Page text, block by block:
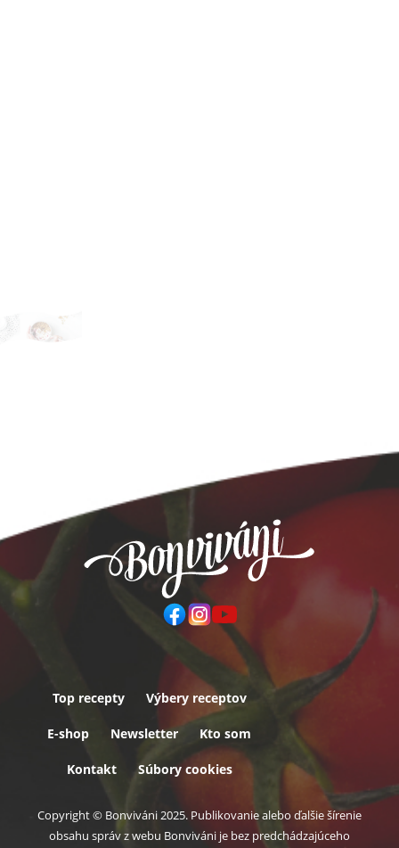
Päta
Top recepty Výbery receptov
E-shop Newsletter Kto som
Kontakt Súbory cookies
Copyright © Bonviváni 2025. Publikovanie alebo ďalšie šírenie
obsahu správ z webu Bonviváni je bez predchádzajúceho